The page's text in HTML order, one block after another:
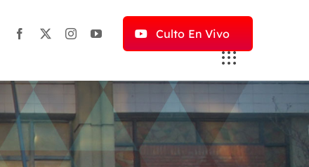
Culto En Vivo